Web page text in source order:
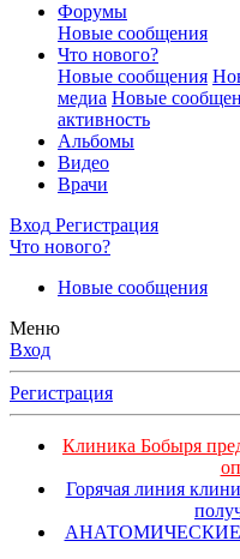
Форумы
Новые сообщения
Что нового?
Новые сообщения
медиа Новые
активность
Альбомы
Видео
Врачи
Вход Регистрация
Что нового?
Новые сообщения
Меню
Вход
Регистрация
Клиника Бобыря
Горячая линия